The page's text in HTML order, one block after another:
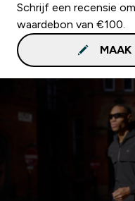
Schrijf een recensie
waardebon van €100.
MAAK